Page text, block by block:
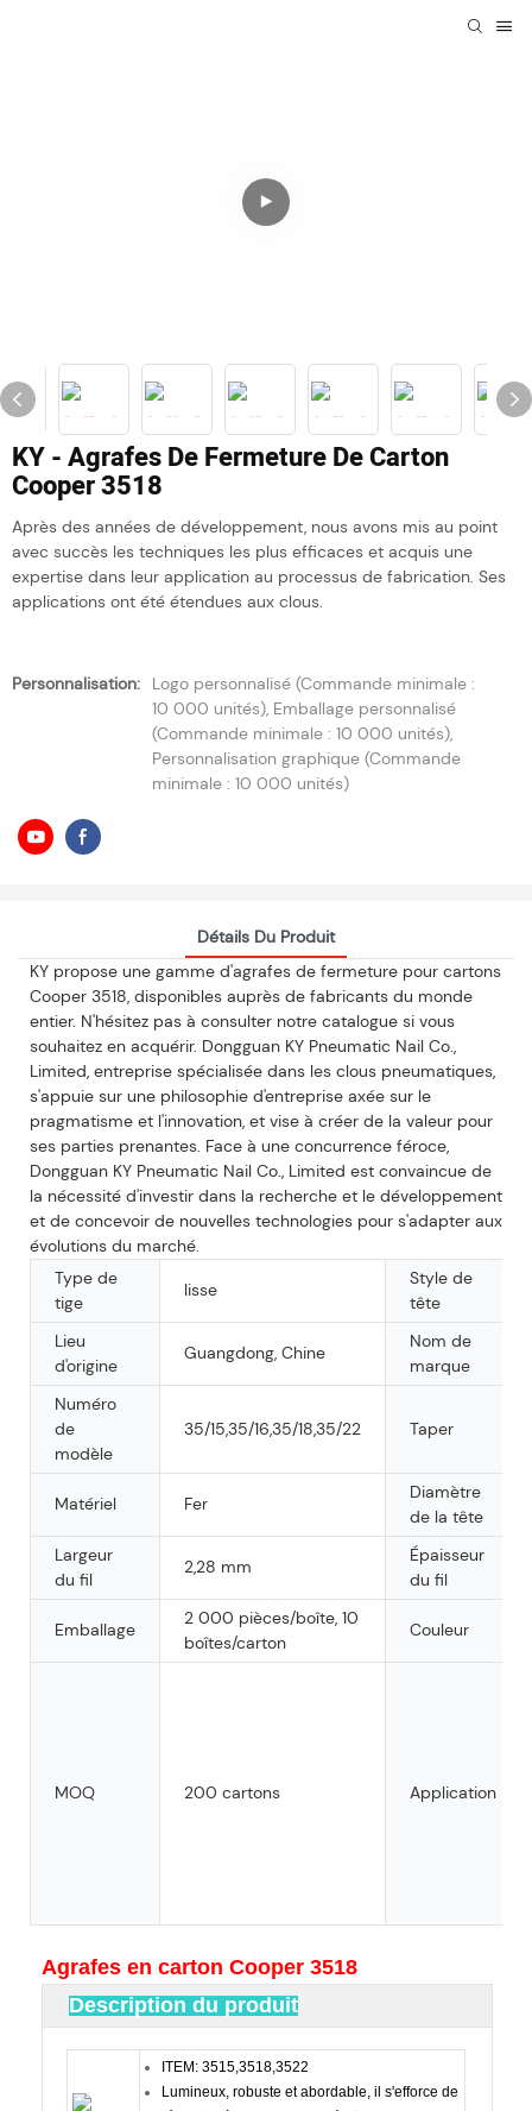
KY - Agrafes De Fermeture De Carton
Cooper 3518
Après des années de développement, nous avons mis au point
avec succès les techniques les plus efficaces et acquis une
expertise dans leur application au processus de fabrication. Ses
applications ont été étendues aux clous.
Personnalisation:
Logo personnalisé (Commande minimale :
10 000 unités), Emballage personnalisé
(Commande minimale : 10 000 unités),
Personnalisation graphique (Commande
minimale : 10 000 unités)
Détails Du Produit
KY propose une gamme d'agrafes de fermeture pour cartons
Cooper 3518, disponibles auprès de fabricants du monde
entier. N'hésitez pas à consulter notre catalogue si vous
souhaitez en acquérir. Dongguan KY Pneumatic Nail Co.,
Limited, entreprise spécialisée dans les clous pneumatiques,
s'appuie sur une philosophie d'entreprise axée sur le
pragmatisme et l'innovation, et vise à créer de la valeur pour
ses parties prenantes. Face à une concurrence féroce,
Dongguan KY Pneumatic Nail Co., Limited est convaincue de
la nécessité d'investir dans la recherche et le développement
et de concevoir de nouvelles technologies pour s'adapter aux
évolutions du marché.
Type de
tige
lisse
Style de
tête
Lieu
d'origine
Guangdong, Chine
Nom de
marque
Numéro
de
modèle
35/15,35/16,35/18,35/22 Taper
Matériel Fer
Diamètre
de la tête
Largeur
du fil
2,28 mm
Épaisseur
du fil
Emballage
2 000 pièces/boîte, 10
boîtes/carton
Couleur
MOQ 200 cartons Application
Agrafes en carton Cooper 3518
Description du produit
ITEM: 3515,3518,3522
Lumineux, robuste et abordable, il s'efforce de